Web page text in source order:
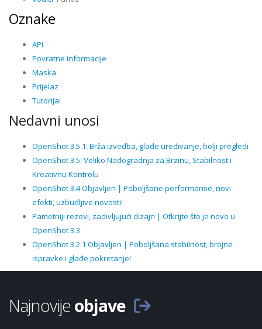
Oznake
API
Povratne informacije
Maska
Prijelaz
Tutorijal
Nedavni unosi
OpenShot 3.5.1: Brža izvedba, glađe uređivanje, bolji pregledi
OpenShot 3.5: Veliko Nadogradnja za Brzinu, Stabilnost i
Kreativnu Kontrolu
OpenShot 3.4 Objavljen | Poboljšane performanse, novi
efekti, uzbudljive novosti!
Pametniji rezovi, zadivljujući dizajn | Otkrijte što je novo u
OpenShot 3.3
OpenShot 3.2.1 Objavljen | Poboljšana stabilnost, brojne
ispravke i glađe pokretanje!
Najnovijeobjave